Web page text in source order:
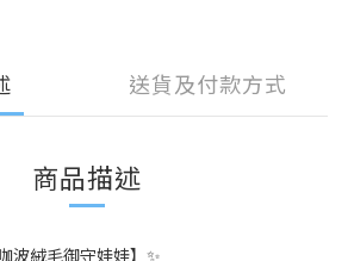
送貨及付款方式
商品描述
波絨毛御守娃娃】✨